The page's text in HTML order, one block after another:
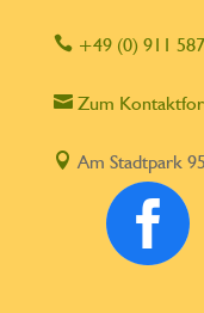
+49 (0) 911
Zum
 Am Stadtpark
